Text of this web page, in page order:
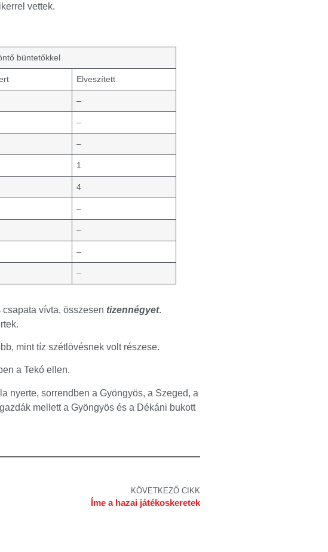
vettek.
büntetőkkel
Elveszített
–
–
–
1
4
–
–
–
–
vívta, összesen tizennégyet.
mint tíz szétlövésnek volt részese.
a Tekó ellen.
nyerte, sorrendben a Gyöngyös, a Szeged, a
mellett a Gyöngyös és a Dékáni bukott
KÖVETKEZŐ CIKK
Íme a hazai játékoskeretek